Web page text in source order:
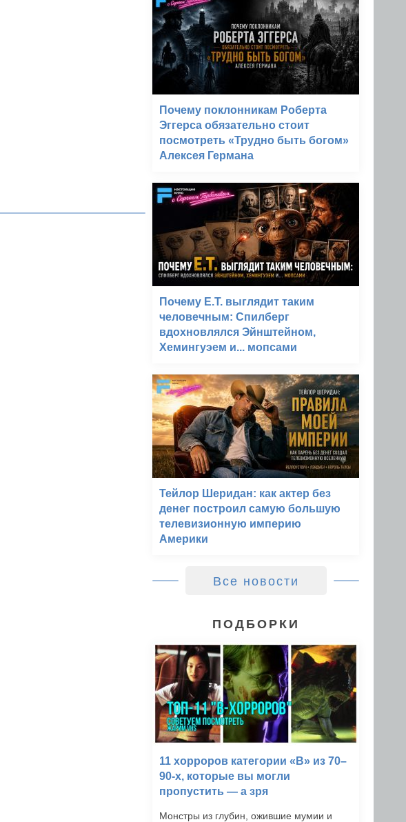
Почему поклонникам Роберта
Эггерса обязательно стоит
посмотреть «Трудно быть богом»
Алексея Германа
Почему E.T. выглядит таким
человечным: Спилберг
вдохновлялся Эйнштейном,
Хемингуэем и... мопсами
Тейлор Шеридан: как актер без
денег построил самую большую
телевизионную империю
Америки
Все новости
ПОДБОРКИ
11 хорроров категории «B» из 70–
90-х, которые вы могли
пропустить — а зря
Монстры из глубин, ожившие мумии и